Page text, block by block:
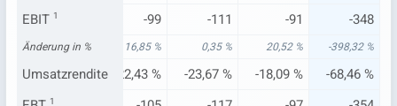
EBIT 1 -99 -111 -91 -348
Änderung in %
76,59 % 16,85 % 0,35 % 20,52 % -398,32 %
Umsatzrendite
-16,05 % -22,43 % -23,67 % -18,09 %
-68,46 %
1